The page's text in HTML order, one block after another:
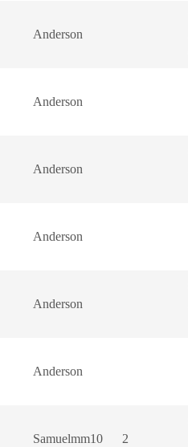
Anderson
Anderson
Anderson
Anderson
Anderson
Anderson
Samuelmm10 2